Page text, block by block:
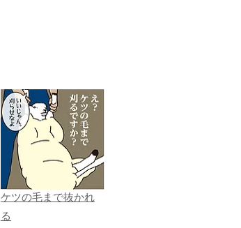
ケツの毛まで抜かれ
る